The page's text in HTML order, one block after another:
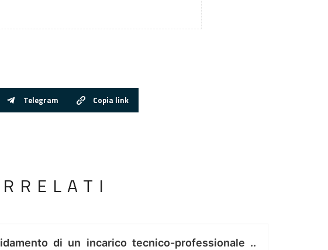
Telegram Copia link
di un incarico tecnico-professionale ..